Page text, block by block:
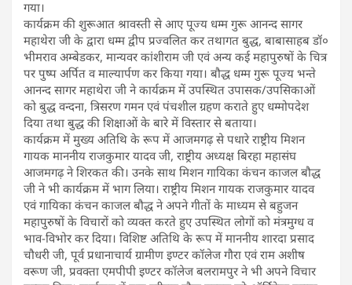
गया।
कार्यक्रम की शुरूआत श्रावस्ती से आए पूज्य धम्म गुरू आनन्द सागर
महाथेरा जी के द्वारा धम्म द्वीप प्रज्वलित कर तथागत बुद्ध, बाबासाहब डॉ०
भीमराव अम्बेडकर, मान्यवर कांशीराम जी एवं अन्य कई महापुरुषों के चित्र
पर पुष्प अर्पित व माल्यार्पण कर किया गया। बौद्ध धम्म गुरू पूज्य भन्ते
आनन्द सागर महाथेरा जी ने कार्यक्रम में उपस्थित उपासक/उपसिकाओं
को बुद्ध वन्दना, त्रिसरण गमन एवं पंचशील ग्रहण कराते हुए धम्मोपदेश
दिया तथा बुद्ध की शिक्षाओं के बारे में विस्तार से बताया।
कार्यक्रम में मुख्य अतिथि के रूप में आजमगढ़ से पधारे राष्ट्रीय मिशन
गायक माननीय राजकुमार यादव जी, राष्ट्रीय अध्यक्ष बिरहा महासंघ
आजमगढ़ ने शिरकत की। उनके साथ मिशन गायिका कंचन काजल बौद्ध
जी ने भी कार्यक्रम में भाग लिया। राष्ट्रीय मिशन गायक राजकुमार यादव
एवं गायिका कंचन काजल बौद्ध ने अपने गीतों के माध्यम से बहुजन
महापुरुषों के विचारों को व्यक्त करते हुए उपस्थित लोगों को मंत्रमुग्ध व
भाव-विभोर कर दिया। विशिष्ट अतिथि के रूप में माननीय शारदा प्रसाद
चौधरी जी, पूर्व प्रधानाचार्य ग्रामीण इण्टर कॉलेज गौरा एवं राम अशीष
वरूण जी, प्रवक्ता एमपीपी इण्टर कॉलेज बलरामपुर ने भी अपने विचार